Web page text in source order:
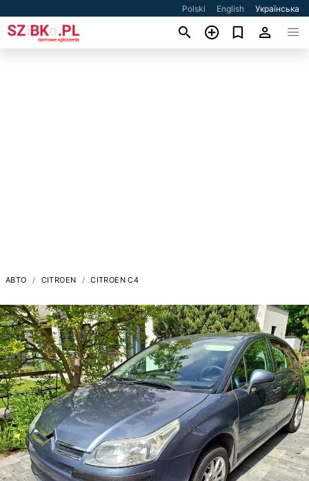
Polski English Українська
АВТО CITROEN CITROEN C4